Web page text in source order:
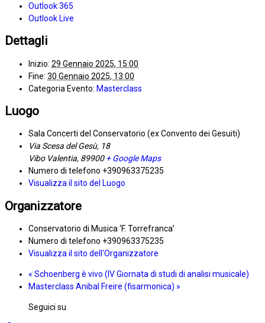
Outlook 365
Outlook Live
Dettagli
Inizio: 29 Gennaio 2025, 15:00
Fine: 30 Gennaio 2025, 13:00
Categoria Evento: Masterclass
Luogo
Sala Concerti del Conservatorio (ex Convento dei Gesuiti)
Via Scesa del Gesù, 18
Vibo Valentia, 89900 + Google Maps
Numero di telefono +390963375235
Visualizza il sito del Luogo
Organizzatore
Conservatorio di Musica ‘F. Torrefranca’
Numero di telefono +390963375235
Visualizza il sito dell'Organizzatore
« Schoenberg è vivo (IV Giornata di studi di analisi musicale)
Masterclass Anibal Freire (fisarmonica) »
Seguici su